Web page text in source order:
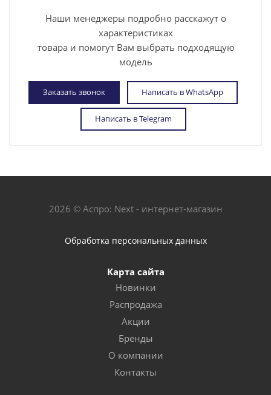
Наши менеджеры подробно расскажут о
характеристиках
товара и помогут Вам выбрать подходящую
модель
Заказать звонок Написать в WhatsApp
Написать в Telegram
2026 © Аспро: Next - интернет-магазин
Обработка персональных данных
Карта сайта
Новинки
Распродажа
Акции
Бренды
О компании
Контакты